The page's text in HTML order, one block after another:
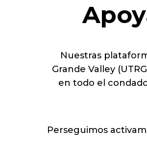
Nuestras
Grande Valley
en todo el
Perseguimos